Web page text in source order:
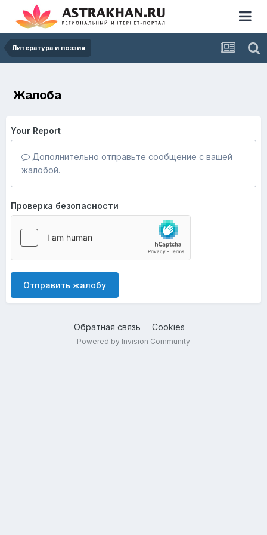
Литература и поэзия
Жалоба
Your Report
Дополнительно отправьте сообщение с вашей
жалобой.
Проверка безопасности
Отправить жалобу
Обратная связь Cookies
Powered by Invision Community